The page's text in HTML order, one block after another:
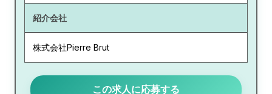
紹介会社
株式会社Pierre Brut
この求人に応募する